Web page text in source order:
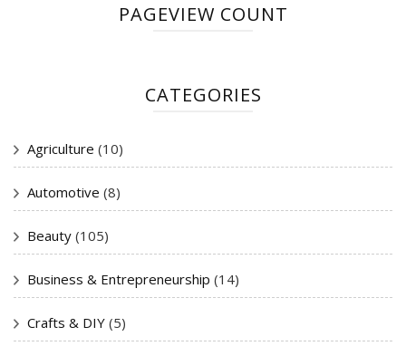
PAGEVIEW COUNT
CATEGORIES
Agriculture (10)
Automotive (8)
Beauty (105)
Business & Entrepreneurship (14)
Crafts & DIY (5)